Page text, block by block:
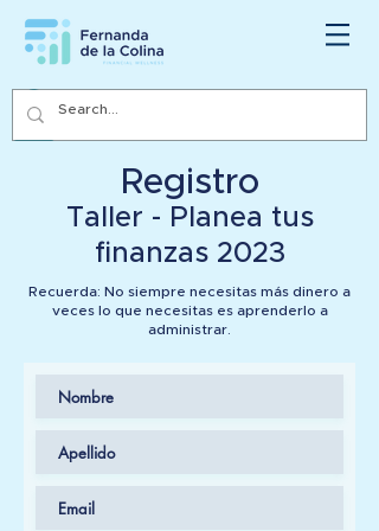
Registro
Taller - Planea tus
finanzas 2023
Recuerda: No siempre necesitas más dinero a
veces lo que necesitas es aprenderlo a
administrar.